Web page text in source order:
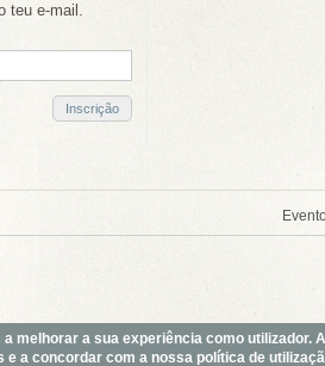
teu e-mail.
a melhorar a sua experiência como utilizador.
e a concordar com a nossa política de